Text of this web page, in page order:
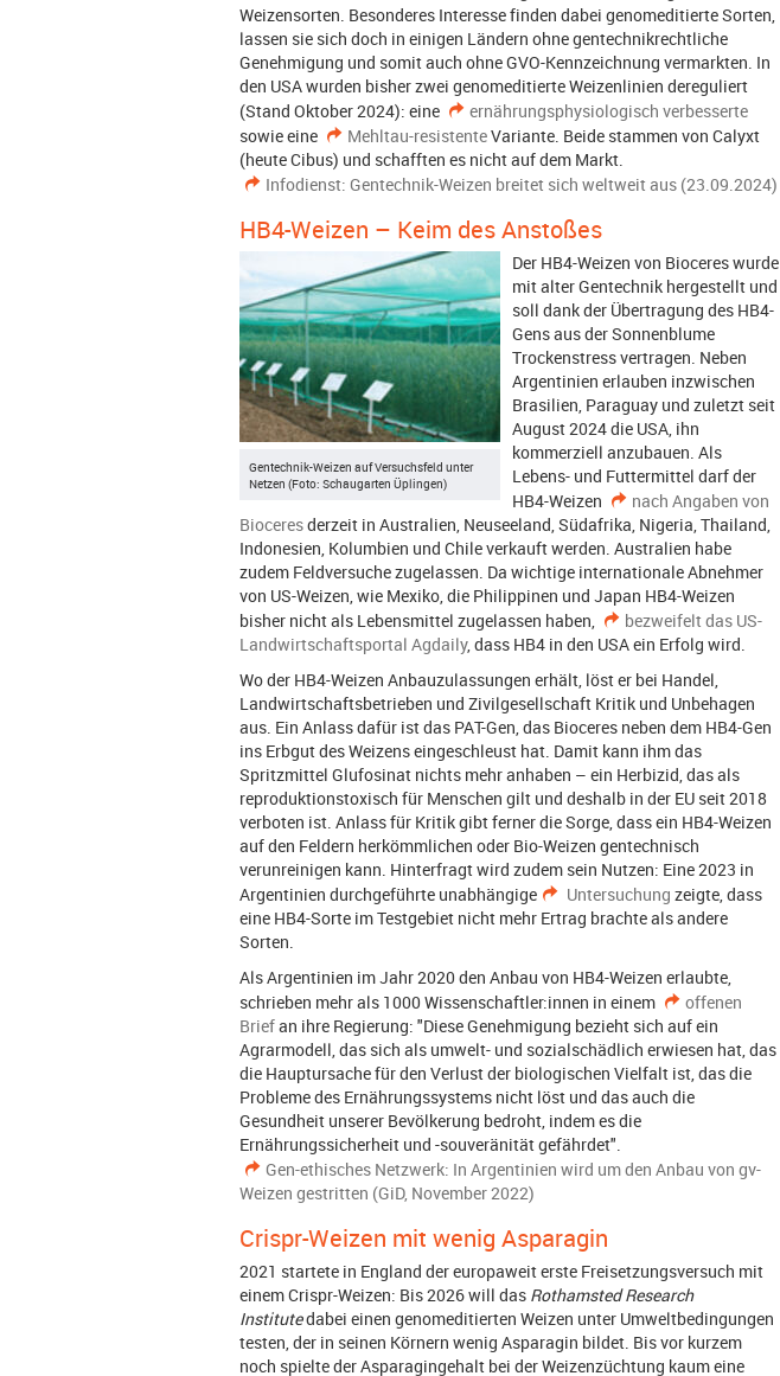
Weizensorten. Besonderes Interesse finden dabei genomeditierte Sorten,
lassen sie sich doch in einigen Ländern ohne gentechnikrechtliche
Genehmigung und somit auch ohne GVO-Kennzeichnung vermarkten. In
den USA wurden bisher zwei genomeditierte Weizenlinien dereguliert
(Stand Oktober 2024): eine
ernährungsphysiologisch verbesserte
sowie eine
Mehltau-resistenteVariante. Beide stammen von Calyxt
(heute Cibus) und schafften es nicht auf dem Markt.
Infodienst: Gentechnik-Weizen breitet sich weltweit aus (23.09.2024)
HB4-Weizen – Keim des Anstoßes
Gentechnik-Weizen auf Versuchsfeld unter
Netzen (Foto: Schaugarten Üplingen)
Der HB4-Weizen von Bioceres wurde
mit alter Gentechnik hergestellt und
soll dank der Übertragung des HB4-
Gens aus der Sonnenblume
Trockenstress vertragen. Neben
Argentinien erlauben inzwischen
Brasilien, Paraguay und zuletzt seit
August 2024 die USA, ihn
kommerziell anzubauen. Als
Lebens- und Futtermittel darf der
HB4-Weizen
nach Angaben von
Bioceresderzeit in Australien, Neuseeland, Südafrika, Nigeria, Thailand,
Indonesien, Kolumbien und Chile verkauft werden. Australien habe
zudem Feldversuche zugelassen. Da wichtige internationale Abnehmer
von US-Weizen, wie Mexiko, die Philippinen und Japan HB4-Weizen
bisher nicht als Lebensmittel zugelassen haben,
bezweifelt das US-
Landwirtschaftsportal Agdaily, dass HB4 in den USA ein Erfolg wird.
Wo der HB4-Weizen Anbauzulassungen erhält, löst er bei Handel,
Landwirtschaftsbetrieben und Zivilgesellschaft Kritik und Unbehagen
aus. Ein Anlass dafür ist das PAT-Gen, das Bioceres neben dem HB4-Gen
ins Erbgut des Weizens eingeschleust hat. Damit kann ihm das
Spritzmittel Glufosinat nichts mehr anhaben – ein Herbizid, das als
reproduktionstoxisch für Menschen gilt und deshalb in der EU seit 2018
verboten ist. Anlass für Kritik gibt ferner die Sorge, dass ein HB4-Weizen
auf den Feldern herkömmlichen oder Bio-Weizen gentechnisch
verunreinigen kann. Hinterfragt wird zudem sein Nutzen: Eine 2023 in
Argentinien durchgeführte unabhängige
Untersuchung zeigte, dass
eine HB4-Sorte im Testgebiet nicht mehr Ertrag brachte als andere
Sorten.
Als Argentinien im Jahr 2020 den Anbau von HB4-Weizen erlaubte,
schrieben mehr als 1000 Wissenschaftler:innen in einem
offenen
Briefan ihre Regierung: "Diese Genehmigung bezieht sich auf ein
Agrarmodell, das sich als umwelt- und sozialschädlich erwiesen hat, das
die Hauptursache für den Verlust der biologischen Vielfalt ist, das die
Probleme des Ernährungssystems nicht löst und das auch die
Gesundheit unserer Bevölkerung bedroht, indem es die
Ernährungssicherheit und -souveränität gefährdet".
Gen-ethisches Netzwerk: In Argentinien wird um den Anbau von gv-
Weizen gestritten (GiD, November 2022)
Crispr-Weizen mit wenig Asparagin
2021 startete in England der europaweit erste Freisetzungsversuch mit
einem Crispr-Weizen: Bis 2026 will das Rothamsted Research
Institutedabei einen genomeditierten Weizen unter Umweltbedingungen
testen, der in seinen Körnern wenig Asparagin bildet. Bis vor kurzem
noch spielte der Asparagingehalt bei der Weizenzüchtung kaum eine